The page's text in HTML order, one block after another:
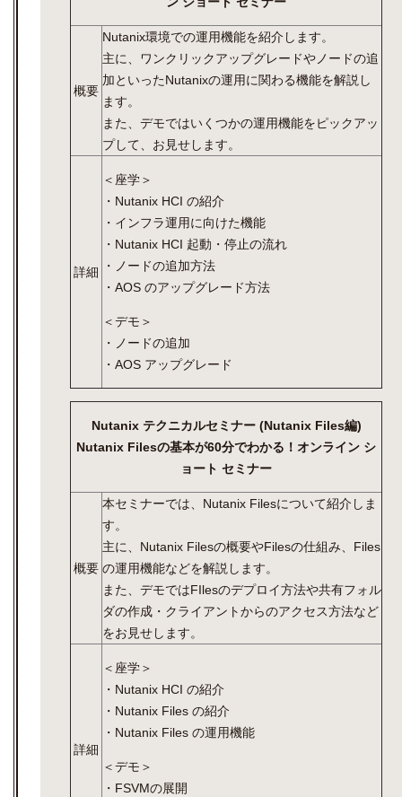
概要
Nutanix環境での運用機能を紹介します。
主に、ワンクリックアップグレードやノードの追
加といったNutanixの運用に関わる機能を解説し
ます。
また、デモではいくつかの運用機能をピックアッ
プして、お見せします。
詳細
＜座学＞
・Nutanix HCI の紹介
・インフラ運用に向けた機能
・Nutanix HCI 起動・停止の流れ
・ノードの追加方法
・AOS のアップグレード方法
＜デモ＞
・ノードの追加
・AOS アップグレード
Nutanix テクニカルセミナー (Nutanix Files編)
Nutanix Filesの基本が60分でわかる！オンライン シ
ョート セミナー
概要
本セミナーでは、Nutanix Filesについて紹介しま
す。
主に、Nutanix Filesの概要やFilesの仕組み、Files
の運用機能などを解説します。
また、デモではFIlesのデプロイ方法や共有フォル
ダの作成・クライアントからのアクセス方法など
をお見せします。
詳細
＜座学＞
・Nutanix HCI の紹介
・Nutanix Files の紹介
・Nutanix Files の運用機能
＜デモ＞
・FSVMの展開